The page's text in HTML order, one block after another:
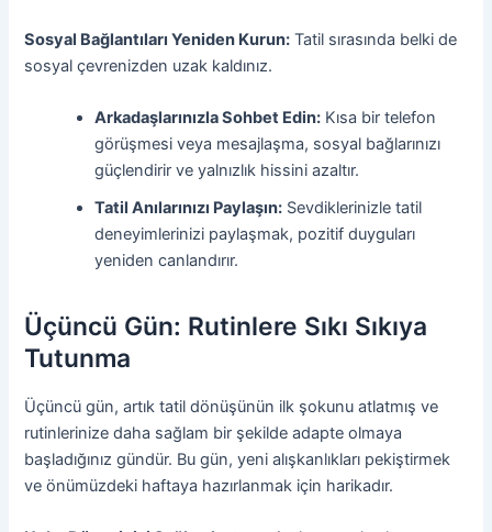
Sosyal Bağlantıları Yeniden Kurun: Tatil sırasında belki de
sosyal çevrenizden uzak kaldınız.
Arkadaşlarınızla Sohbet Edin: Kısa bir telefon
görüşmesi veya mesajlaşma, sosyal bağlarınızı
güçlendirir ve yalnızlık hissini azaltır.
Tatil Anılarınızı Paylaşın: Sevdiklerinizle tatil
deneyimlerinizi paylaşmak, pozitif duyguları
yeniden canlandırır.
Üçüncü Gün: Rutinlere Sıkı Sıkıya
Tutunma
Üçüncü gün, artık tatil dönüşünün ilk şokunu atlatmış ve
rutinlerinize daha sağlam bir şekilde adapte olmaya
başladığınız gündür. Bu gün, yeni alışkanlıkları pekiştirmek
ve önümüzdeki haftaya hazırlanmak için harikadır.